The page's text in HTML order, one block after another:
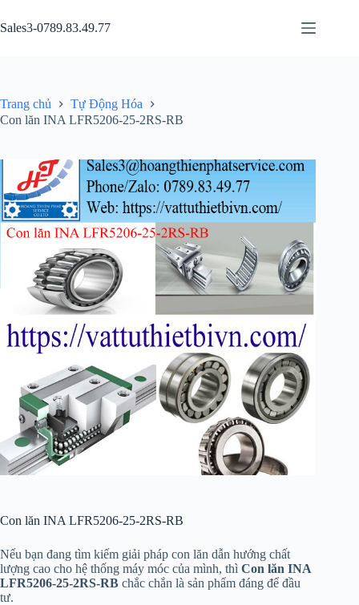
đến
phần
Sales3-0789.83.49.77
Trang chủ
Tự Động Hóa
Con lăn INA LFR5206-25-2RS-RB
Con lăn INA LFR5206-25-2RS-RB
Nếu bạn đang tìm kiếm giải pháp con lăn dẫn hướng chất
lượng cao cho hệ thống máy móc của mình, thì Con lăn INA
LFR5206-25-2RS-RB chắc chắn là sản phẩm đáng để đầu
tư.